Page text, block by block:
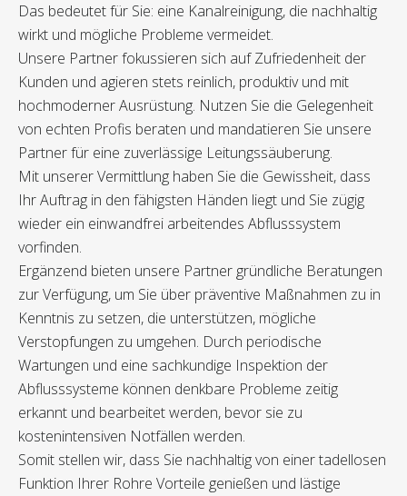
Das bedeutet für Sie: eine Kanalreinigung, die nachhaltig
wirkt und mögliche Probleme vermeidet.
Unsere Partner fokussieren sich auf Zufriedenheit der
Kunden und agieren stets reinlich, produktiv und mit
hochmoderner Ausrüstung. Nutzen Sie die Gelegenheit
von echten Profis beraten und mandatieren Sie unsere
Partner für eine zuverlässige Leitungssäuberung.
Mit unserer Vermittlung haben Sie die Gewissheit, dass
Ihr Auftrag in den fähigsten Händen liegt und Sie zügig
wieder ein einwandfrei arbeitendes Abflusssystem
vorfinden.
Ergänzend bieten unsere Partner gründliche Beratungen
zur Verfügung, um Sie über präventive Maßnahmen zu in
Kenntnis zu setzen, die unterstützen, mögliche
Verstopfungen zu umgehen. Durch periodische
Wartungen und eine sachkundige Inspektion der
Abflusssysteme können denkbare Probleme zeitig
erkannt und bearbeitet werden, bevor sie zu
kostenintensiven Notfällen werden.
Somit stellen wir, dass Sie nachhaltig von einer tadellosen
Funktion Ihrer Rohre Vorteile genießen und lästige